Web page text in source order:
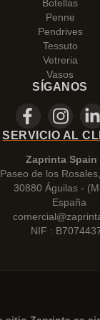
Botellas
Penne
Pendrives
Tessuto
Vetreria
Vasos
SÍGANOS
SERVICIO AL
Zaprinta Spain
Paseo de los
30880 Águilas -
España
NIF :